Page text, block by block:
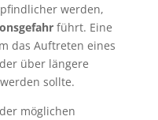
werden,
führt. Eine
das Auftreten eines
über längere
sollte.
möglichen